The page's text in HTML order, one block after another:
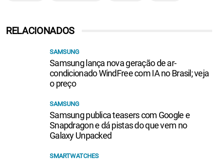
RELACIONADOS
SAMSUNG
Samsung lança nova geração de ar-
condicionado WindFree com IA no Brasil; veja
o preço
SAMSUNG
Samsung publica teasers com Google e
Snapdragon e dá pistas do que vem no
Galaxy Unpacked
SMARTWATCHES